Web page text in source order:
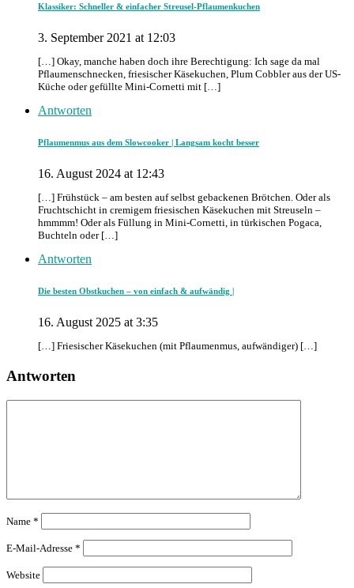
Klassiker: Schneller & einfacher Streusel-Pflaumenkuchen
3. September 2021 at 12:03
[…] Okay, manche haben doch ihre Berechtigung: Ich sage da mal
Pflaumenschnecken, friesischer Käsekuchen, Plum Cobbler aus der US-
Küche oder gefüllte Mini-Cornetti mit […]
Antworten
Pflaumenmus aus dem Slowcooker | Langsam kocht besser
16. August 2024 at 12:43
[…] Frühstück – am besten auf selbst gebackenen Brötchen. Oder als
Fruchtschicht in cremigem friesischen Käsekuchen mit Streuseln –
hmmmm! Oder als Füllung in Mini-Cornetti, in türkischen Pogaca,
Buchteln oder […]
Antworten
Die besten Obstkuchen – von einfach & aufwändig |
16. August 2025 at 3:35
[…] Friesischer Käsekuchen (mit Pflaumenmus, aufwändiger) […]
Antworten
Name *
E-Mail-Adresse *
Website